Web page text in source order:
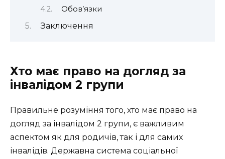
Обов’язки
Заключення
Хто має право на догляд за
інвалідом 2 групи
Правильне розуміння того, хто має право на
догляд за інвалідом 2 групи, є важливим
аспектом як для родичів, так і для самих
інвалідів. Державна система соціальної